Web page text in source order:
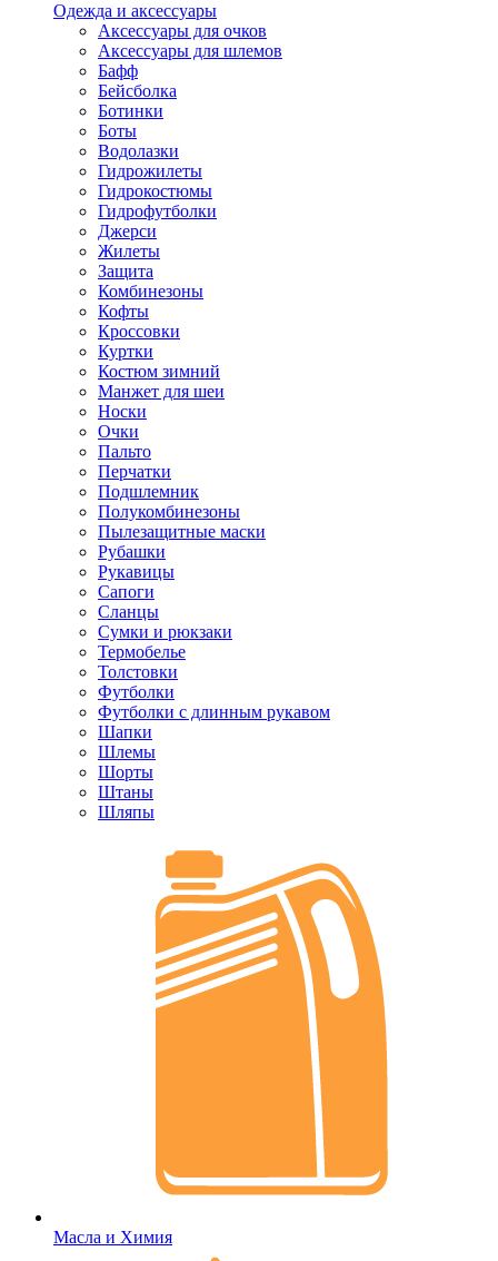
Одежда и аксессуары
Аксессуары для очков
Аксессуары для шлемов
Бафф
Бейсболка
Ботинки
Боты
Водолазки
Гидрожилеты
Гидрокостюмы
Гидрофутболки
Джерси
Жилеты
Защита
Комбинезоны
Кофты
Кроссовки
Куртки
Костюм зимний
Манжет для шеи
Носки
Очки
Пальто
Перчатки
Подшлемник
Полукомбинезоны
Пылезащитные маски
Рубашки
Рукавицы
Сапоги
Сланцы
Сумки и рюкзаки
Термобелье
Толстовки
Футболки
Футболки с длинным рукавом
Шапки
Шлемы
Шорты
Штаны
Шляпы
Масла и Химия